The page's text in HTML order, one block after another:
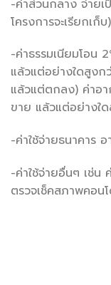
-ค่าส่วนกลาง จ่าย
โครงการจะเรียกเก็บ)
-ค่าธรรมเนียมโอน
แล้วแต่อย่างใดสูงก
แล้วแต่ตกลง) ค่าอา
ขาย แล้วแต่อย่างใ
-ค่าใช้จ่ายธนาคาร
-ค่าใช้จ่ายอื่นๆ เช่น
ตรวจเช็คสภาพคอน